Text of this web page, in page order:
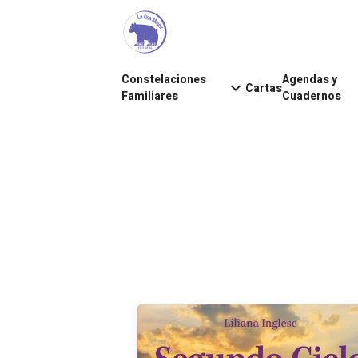
Constelaciones
Familiares
keyboard_arrow_down CartasAgendas y
Cuadernos